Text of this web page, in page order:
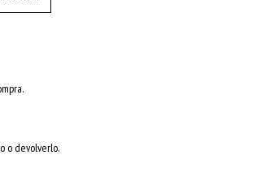
o devolverlo.